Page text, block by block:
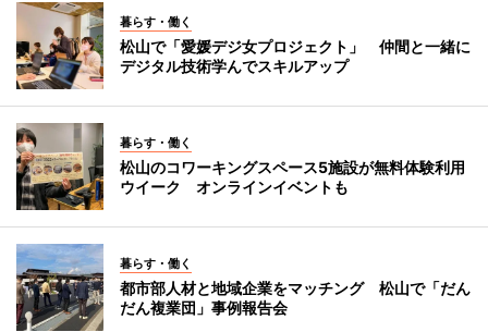
暮らす・働く
松山で「愛媛デジ女プロジェクト」 仲間と一緒に
デジタル技術学んでスキルアップ
暮らす・働く
松山のコワーキングスペース5施設が無料体験利用
ウイーク オンラインイベントも
暮らす・働く
都市部人材と地域企業をマッチング 松山で「だん
だん複業団」事例報告会